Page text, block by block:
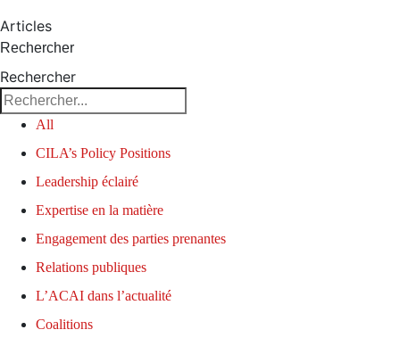
Articles
Rechercher
Rechercher
All
CILA’s Policy Positions
Leadership éclairé
Expertise en la matière
Engagement des parties prenantes
Relations publiques
L’ACAI dans l’actualité
Coalitions